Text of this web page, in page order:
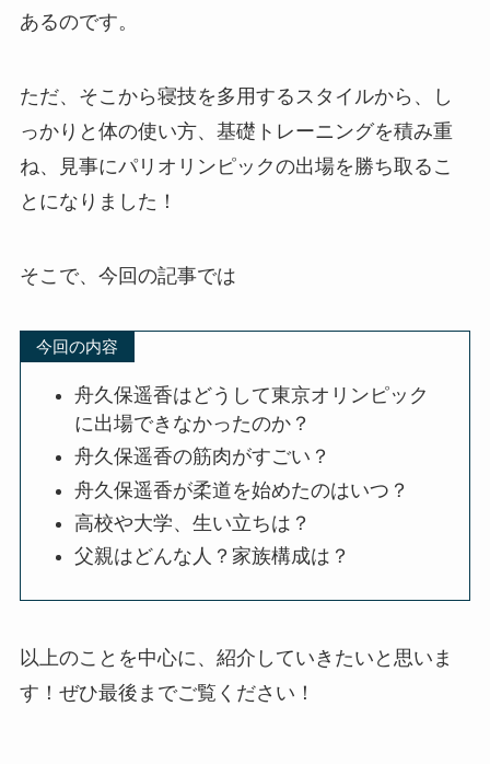
あるのです。
ただ、そこから寝技を多用するスタイルから、し
っかりと体の使い方、基礎トレーニングを積み重
ね、見事にパリオリンピックの出場を勝ち取るこ
とになりました！
そこで、今回の記事では
今回の内容
舟久保遥香はどうして東京オリンピック
に出場できなかったのか？
舟久保遥香の筋肉がすごい？
舟久保遥香が柔道を始めたのはいつ？
高校や大学、生い立ちは？
父親はどんな人？家族構成は？
以上のことを中心に、紹介していきたいと思いま
す！ぜひ最後までご覧ください！